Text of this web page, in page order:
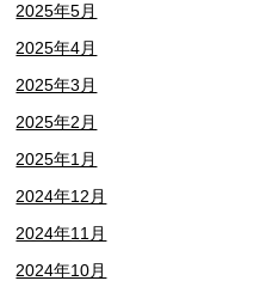
2025年5月
2025年4月
2025年3月
2025年2月
2025年1月
2024年12月
2024年11月
2024年10月